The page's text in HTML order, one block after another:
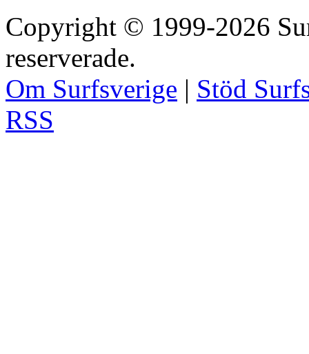
Copyright © 1999-2026
reserverade.
Om Surfsverige | Stöd
RSS